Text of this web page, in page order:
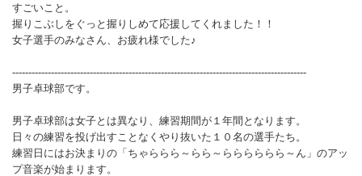
すごいこと。
握りこぶしをぐっと握りしめて応援してくれました！！
女子選手のみなさん、お疲れ様でした♪
-------------------------------------------------------------------------------------------
男子卓球部です。
男子卓球部は女子とは異なり、練習期間が１年間となります。
日々の練習を投げ出すことなくやり抜いた１０名の選手たち。
練習日にはお決まりの「ちゃららら～らら～らららららら～ん」のアッ
プ音楽が始まります。